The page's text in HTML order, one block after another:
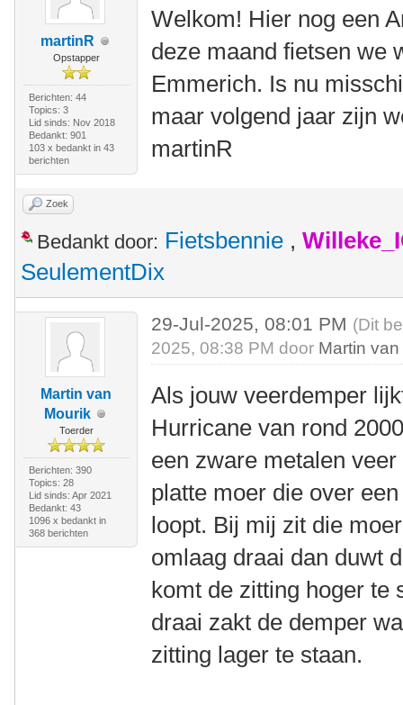
martinR
Opstapper
Berichten: 44
Topics: 3
Lid sinds: Nov 2018
Bedankt: 901
103 x bedankt in 43
berichten
Welkom! Hier nog een
deze maand fietsen we
Emmerich. Is nu
maar volgend jaar zijn
martinR
Zoek
Bedankt door: Fietsbennie ,
SeulementDix
Martin van
Mourik
Toerder
Berichten: 390
Topics: 28
Lid sinds: Apr 2021
Bedankt: 43
1096 x bedankt in
368 berichten
29-Jul-2025, 08:01 PM (Dit
2025, 08:38 PM door Martin
Als jouw veerdemper
Hurricane van rond
een zware metalen
platte moer die over
loopt. Bij mij zit die
omlaag draai dan duwt
komt de zitting hoger te
draai zakt de demper
zitting lager te staan.